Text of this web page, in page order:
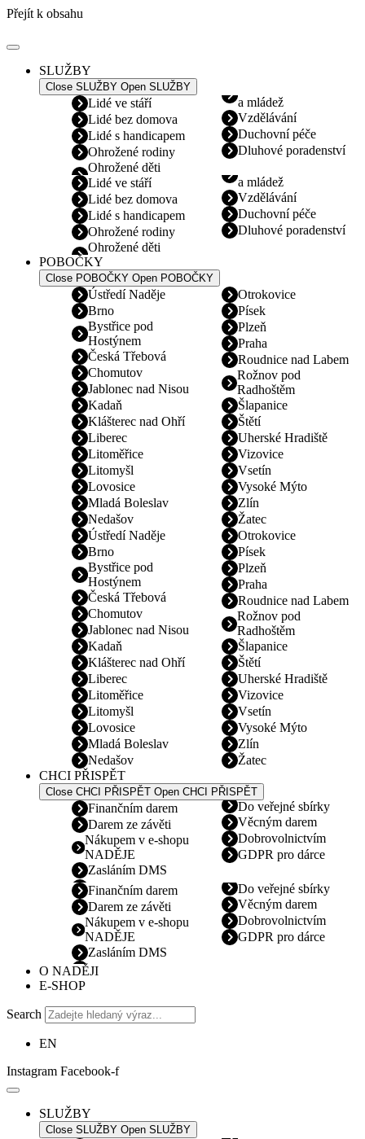
Přejít k obsahu
SLUŽBY
Close SLUŽBY Open SLUŽBY
Lidé ve stáří
Lidé bez domova
Lidé s handicapem
Ohrožené rodiny
Ohrožené děti
a mládež
Vzdělávání
Duchovní péče
Dluhové poradenství
Lidé ve stáří
Lidé bez domova
Lidé s handicapem
Ohrožené rodiny
Ohrožené děti
a mládež
Vzdělávání
Duchovní péče
Dluhové poradenství
POBOČKY
Close POBOČKY Open POBOČKY
Ústředí Naděje
Brno
Bystřice pod
Hostýnem
Česká Třebová
Chomutov
Jablonec nad Nisou
Kadaň
Klášterec nad Ohří
Liberec
Litoměřice
Litomyšl
Lovosice
Mladá Boleslav
Nedašov
Otrokovice
Písek
Plzeň
Praha
Roudnice nad Labem
Rožnov pod
Radhoštěm
Šlapanice
Štětí
Uherské Hradiště
Vizovice
Vsetín
Vysoké Mýto
Zlín
Žatec
Ústředí Naděje
Brno
Bystřice pod
Hostýnem
Česká Třebová
Chomutov
Jablonec nad Nisou
Kadaň
Klášterec nad Ohří
Liberec
Litoměřice
Litomyšl
Lovosice
Mladá Boleslav
Nedašov
Otrokovice
Písek
Plzeň
Praha
Roudnice nad Labem
Rožnov pod
Radhoštěm
Šlapanice
Štětí
Uherské Hradiště
Vizovice
Vsetín
Vysoké Mýto
Zlín
Žatec
CHCI PŘISPĚT
Close CHCI PŘISPĚT Open CHCI PŘISPĚT
Finančním darem
Darem ze závěti
Nákupem v e-shopu
NADĚJE
Zasláním DMS
Do veřejné sbírky
Věcným darem
Dobrovolnictvím
GDPR pro dárce
Finančním darem
Darem ze závěti
Nákupem v e-shopu
NADĚJE
Zasláním DMS
Do veřejné sbírky
Věcným darem
Dobrovolnictvím
GDPR pro dárce
O NADĚJI
E-SHOP
Search
EN
Instagram Facebook-f
SLUŽBY
Close SLUŽBY Open SLUŽBY